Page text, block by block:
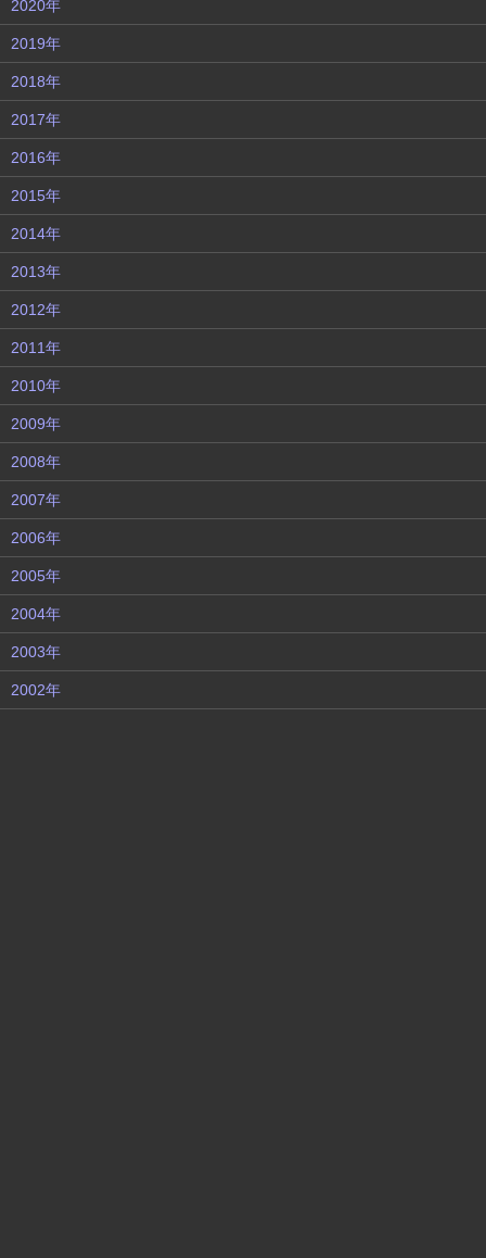
2020年
2019年
2018年
2017年
2016年
2015年
2014年
2013年
2012年
2011年
2010年
2009年
2008年
2007年
2006年
2005年
2004年
2003年
2002年